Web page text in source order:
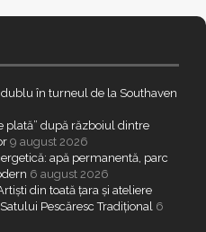
în turneul de la Southaven
plată” după războiul dintre
9 august 2026
apă permanentă, parc
6 august 2026
din toată țara și ateliere
Pescăresc Tradițional 6